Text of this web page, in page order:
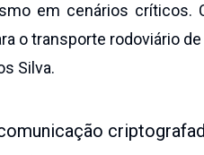
em cenários críticos.
o transporte rodoviário
Silva.